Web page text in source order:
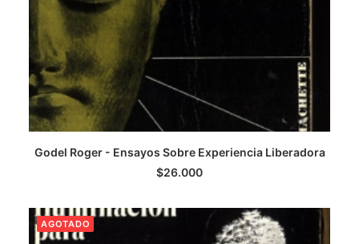
LEER MÁS
Godel Roger - Ensayos Sobre Experiencia Liberadora
$26.000
AGOTADO